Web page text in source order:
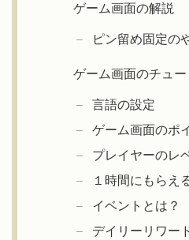
ゲーム画面の解説
ピン留め固定の
ゲーム画面のチュ
言語の設定
ゲーム画面のポ
プレイヤーのレ
１時間にもらえ
イベントとは？
デイリーリワー